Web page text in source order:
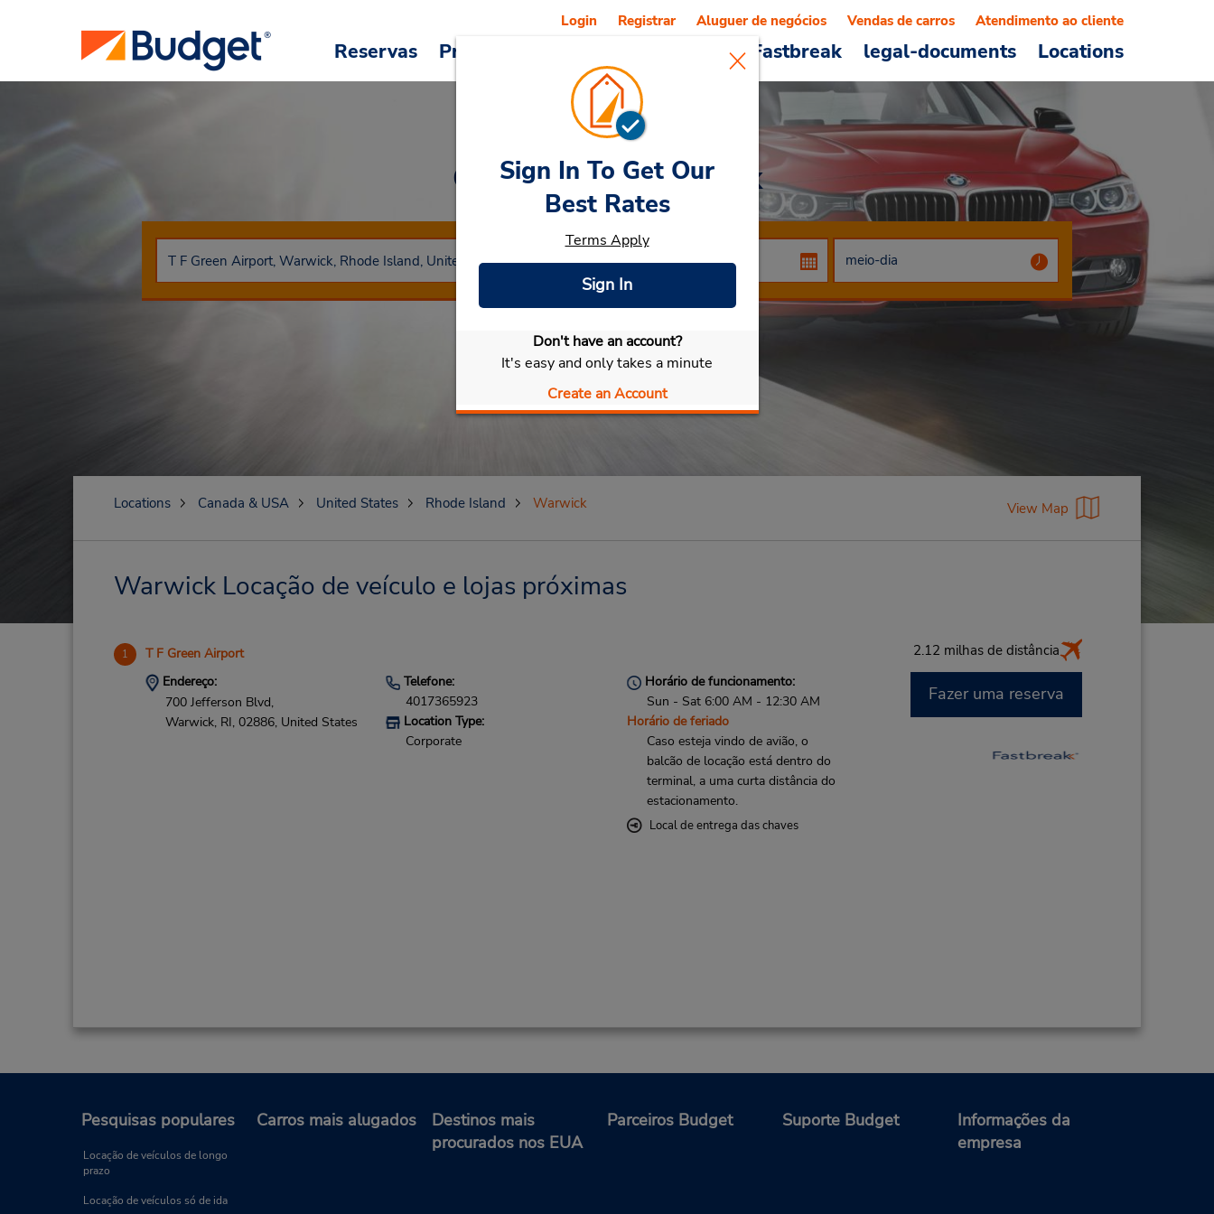
Reservas Promoções Veículos e serviços Fastbreak legal-documents Locations
Login Registrar Aluguer de negócios Vendas de carros Atendimento ao cliente
Car RentalWarwick
Selecionar meu carro
Sign In To Get Our
Best Rates
Terms Apply
Sign In
Don't have an account?
It's easy and only takes a minute
Create an Account
Locations Canada & USA United States Rhode Island Warwick View Map
Warwick Locação de veículo e lojas próximas
1 T F Green Airport 2.12 milhas de distância
Endereço:
700 Jefferson Blvd,
Warwick, RI, 02886, United States
Telefone:
4017365923
Location Type:
Corporate
Horário de funcionamento:
Sun - Sat 6:00 AM - 12:30 AM
Horário de feriado
Caso esteja vindo de avião, o
balcão de locação está dentro do
terminal, a uma curta distância do
estacionamento.
Local de entrega das chaves
Fazer uma reserva
Pesquisas populares
Locação de veículos de longo
prazo
Locação de veículos só de ida
Carros mais alugados
Destinos mais
procurados nos EUA
Parceiros Budget Suporte Budget
Informações da
empresa